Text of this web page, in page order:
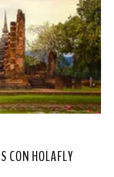
CON HOLAFLY